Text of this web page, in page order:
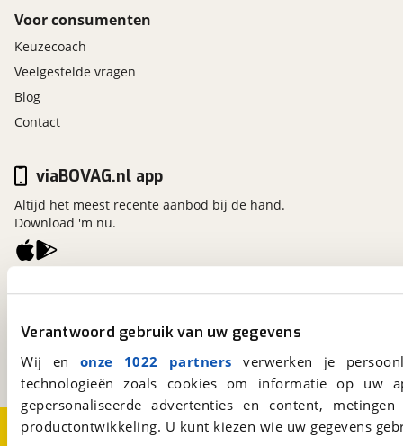
Verantwoord gebruik van uw gegevens
Wij en onze 1022 partners verwerken je
technologieën zoals cookies om informatie op
gepersonaliseerde advertenties en content,
productontwikkeling. U kunt kiezen wie uw gegevens
Voor consumenten
Keuzecoach
Veelgestelde vragen
Blog
Contact
viaBOVAG.nl
3981 AJ Bunnik
Een initiatief van
BOVAG
viaBOVAG.nl app
Altijd het meest recente aanbod bij de hand.
Download 'm nu.
Over viaBOVAG.nlDisclaimer- en Privacyverklaring